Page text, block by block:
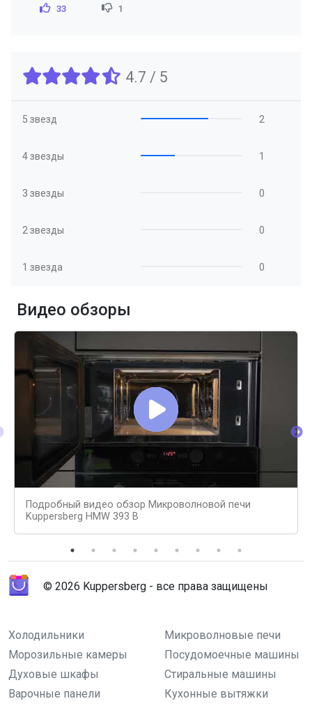
33 1
4.7 / 5
5 звезд 2
4 звезды 1
3 звезды 0
2 звезды 0
1 звезда 0
Видео обзоры
Подробный видео обзор Микроволновой печи
Kuppersberg HMW 393 B
© 2026 Kuppersberg - все права защищены
Холодильники
Микроволновые печи
Морозильные камеры
Посудомоечные машины
Духовые шкафы
Стиральные машины
Варочные панели
Кухонные вытяжки